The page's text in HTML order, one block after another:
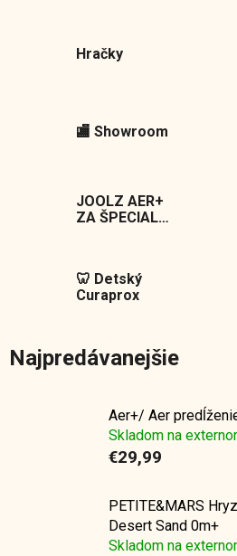
Hračky
🏬 Showroom
JOOLZ AER+
ZA ŠPECIALNU
🦷 Detský
Curaprox
Najpredávanejšie
Aer+/ Aer
Skladom na
€29,99
PETITE&MARS
Desert Sand 0m+
Skladom na